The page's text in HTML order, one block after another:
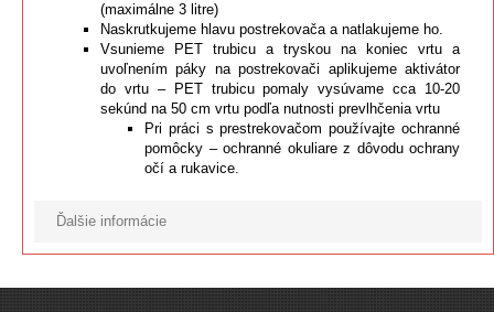
(maximálne 3 litre)
Naskrutkujeme hlavu postrekovača a natlakujeme ho.
Vsunieme PET trubicu a tryskou na koniec vrtu a
uvoľnením páky na postrekovači aplikujeme aktivátor
do vrtu – PET trubicu pomaly vysúvame cca 10-20
sekúnd na 50 cm vrtu podľa nutnosti prevlhčenia vrtu
Pri práci s prestrekovačom používajte ochranné
pomôcky – ochranné okuliare z dôvodu ochrany
očí a rukavice.
Ďalšie informácie